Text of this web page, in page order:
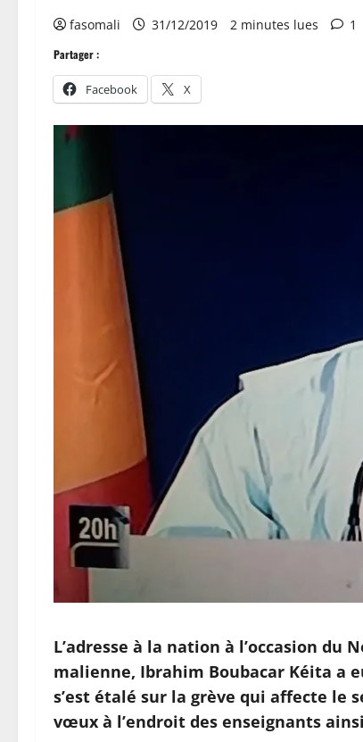
fasomali 31/12/2019 2 minutes lues 1
Partager :
Facebook X
L’adresse à la nation à l’occasion du
malienne, Ibrahim Boubacar Kéita a
s’est étalé sur la grève qui affecte le
vœux à l’endroit des enseignants